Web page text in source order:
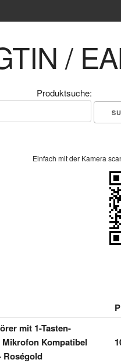
/
Produktsuche:
Einfach mit der Kamera
mit 1-Tasten-
Kompatibel
Roségold